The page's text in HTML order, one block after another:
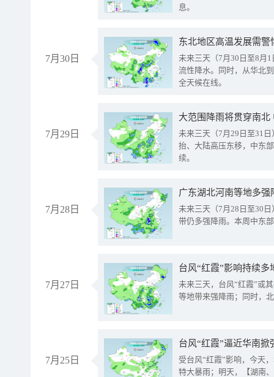
息。
7月30日
东北地区高温发展需
未来三天（7月30日至8月
流性降水。同时，从华北
全天候在线。
7月29日
大范围降雨将贯穿南
未来三天（7月29日至31
抬、大陆高压东移，中东
续。
7月28日
广东湖北河南等地多
未来三天（7月28日至30
带仍多强降雨。本周中东
7月27日
台风“红霞”影响持续
未来三天，台风“红霞”或
等地带来强降雨；同时，
7月25日
台风“红霞”逼近华南
受台风“红霞”影响，今天
特大暴雨；明天，【湖南